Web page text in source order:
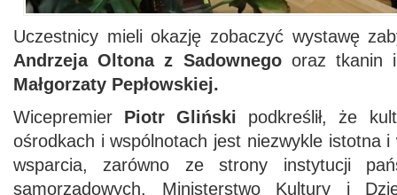
Uczestnicy mieli okazję zobaczyć wystawę
Andrzeja Oltona z Sadownego oraz tkanin
Małgorzaty Pepłowskiej.
Wicepremier Piotr Gliński podkreślił, że
ośrodkach i wspólnotach jest niezwykle istotna
wsparcia, zarówno ze strony instytucji
samorządowych. Ministerstwo Kultury i